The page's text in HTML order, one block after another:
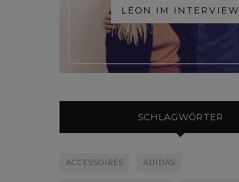
LÉON IM INTERVIEW
SCHLAGWÖRTER
ACCESSOIRES ADIDAS